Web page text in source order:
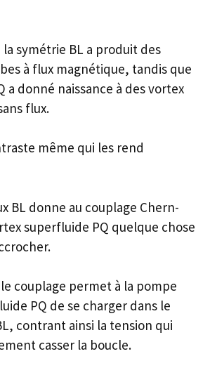
symétrie BL a produit des
à flux magnétique, tandis que
a donné naissance à des vortex
flux.
même qui les rend
BL donne au couplage Chern-
superfluide PQ quelque chose
couplage permet à la pompe
PQ de se charger dans le
contrant ainsi la tension qui
casser la boucle.